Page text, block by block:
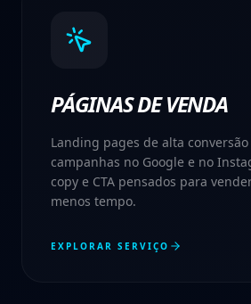
PÁGINAS DE VENDA
Landing pages de alta
campanhas no Google e no
copy e CTA pensados para
menos tempo.
EXPLORAR SERVIÇO